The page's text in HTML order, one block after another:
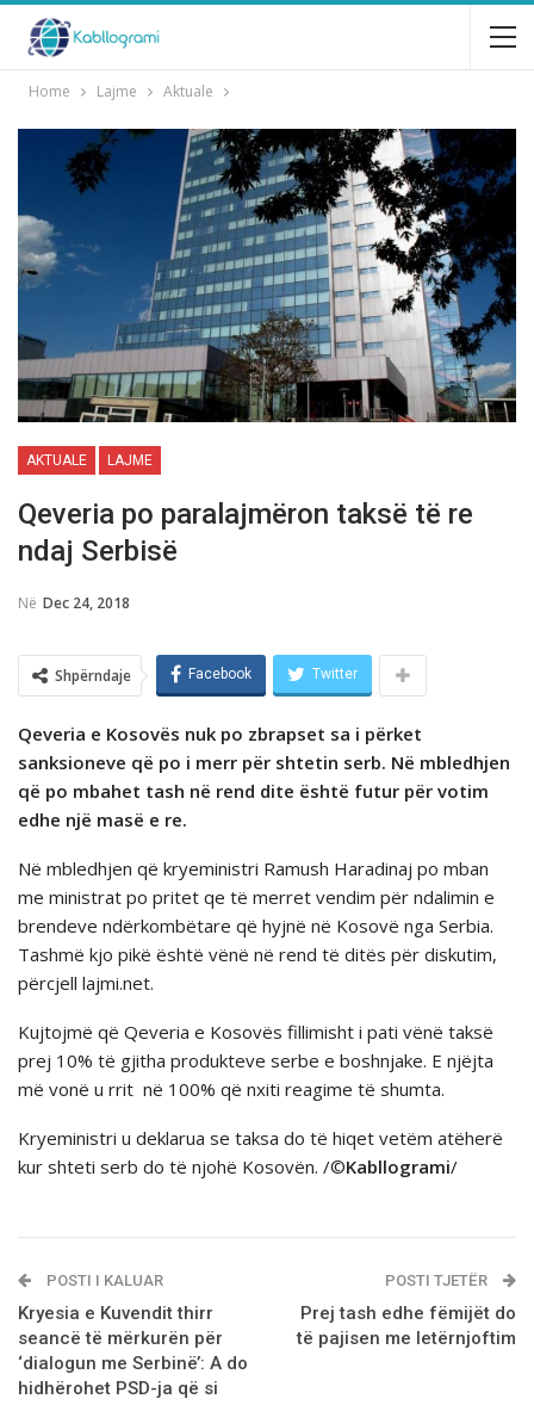
Home Lajme Aktuale
AKTUALE LAJME
Qeveria po paralajmëron taksë të re
ndaj Serbisë
Në Dec 24, 2018
Shpërndaje Facebook Twitter
Qeveria e Kosovës nuk po zbrapset sa i përket
sanksioneve që po i merr për shtetin serb. Në mbledhjen
që po mbahet tash në rend dite është futur për votim
edhe një masë e re.
Në mbledhjen që kryeministri Ramush Haradinaj po mban
me ministrat po pritet qe të merret vendim për ndalimin e
brendeve ndërkombëtare që hyjnë në Kosovë nga Serbia.
Tashmë kjo pikë është vënë në rend të ditës për diskutim,
pёrcjell lajmi.net.
Kujtojmë që Qeveria e Kosovës fillimisht i pati vënë taksë
prej 10% të gjitha produkteve serbe e boshnjake. E njëjta
më vonë u rrit nё 100% qё nxiti reagime të shumta.
Kryeministri u deklarua se taksa do të hiqet vetëm atëherë
kur shteti serb do të njohë Kosovën. /©Kabllogrami/
POSTI I KALUAR
Kryesia e Kuvendit thirr
seancё të mërkurën për
‘dialogun me Serbinë’: A do
hidhёrohet PSD-ja qё si
POSTI TJETËR
Prej tash edhe fëmijët do
të pajisen me letërnjoftim